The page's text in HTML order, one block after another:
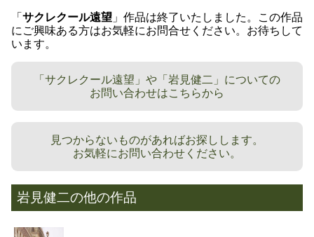
「 サクレクール遠望 」作品は終了いたしました。この作品
にご興味ある方はお気軽にお問合せください。お待ちして
います。
「サクレクール遠望」や「岩見健二」についての
お問い合わせはこちらから
見つからないものがあればお探しします。
お気軽にお問い合わせください。
岩見健二の他の作品